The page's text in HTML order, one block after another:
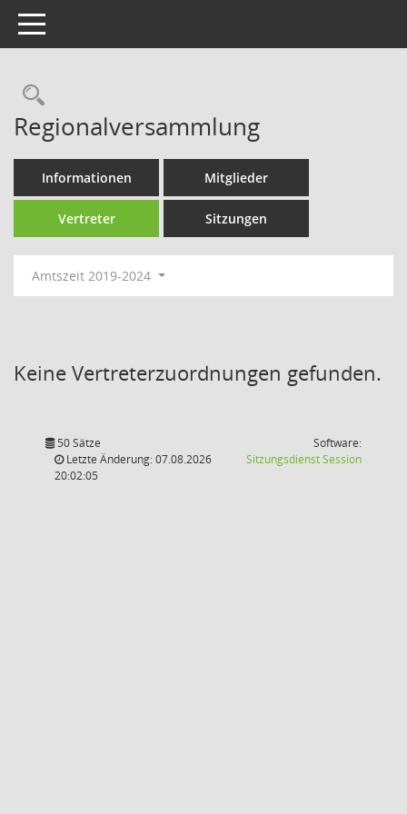
Toggle navigation
Rechercheauswahl
Regionalversammlung
Informationen Mitglieder
Vertreter Sitzungen
Amtszeit 2019-2024
Keine Vertreterzuordnungen gefunden.
50 Sätze
Letzte Änderung: 07.08.2026
20:02:05
Software:
SitzungsdienstSession(Wird in